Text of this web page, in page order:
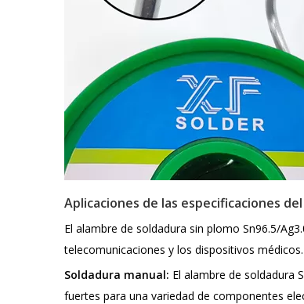
Aplicaciones de las especificaciones
El alambre de soldadura sin plomo Sn96.5/
telecomunicaciones y los dispositivos
Soldadura manual: El alambre de soldadura
fuertes para una variedad de componentes